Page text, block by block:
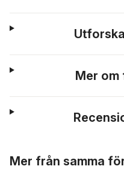
Mer
Mer från samma